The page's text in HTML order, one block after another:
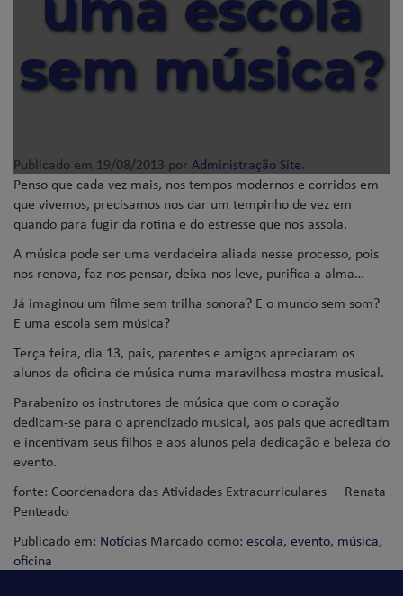
sem música?
Publicado em 19/08/2013 por Administração Site.
Penso que cada vez mais, nos tempos modernos e corridos em
que vivemos, precisamos nos dar um tempinho de vez em
quando para fugir da rotina e do estresse que nos assola.
A música pode ser uma verdadeira aliada nesse processo, pois
nos renova, faz-nos pensar, deixa-nos leve, purifica a alma…
Já imaginou um filme sem trilha sonora? E o mundo sem som?
E uma escola sem música?
Terça feira, dia 13, pais, parentes e amigos apreciaram os
alunos da oficina de música numa maravilhosa mostra musical.
Parabenizo os instrutores de música que com o coração
dedicam-se para o aprendizado musical, aos pais que acreditam
e incentivam seus filhos e aos alunos pela dedicação e beleza do
evento.
fonte: Coordenadora das Atividades Extracurriculares – Renata
Penteado
Publicado em: Notícias Marcado como: escola, evento, música,
oficina